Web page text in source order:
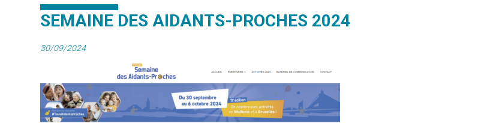
SEMAINE DES AIDANTS-PROCHES 2024
30/09/2024